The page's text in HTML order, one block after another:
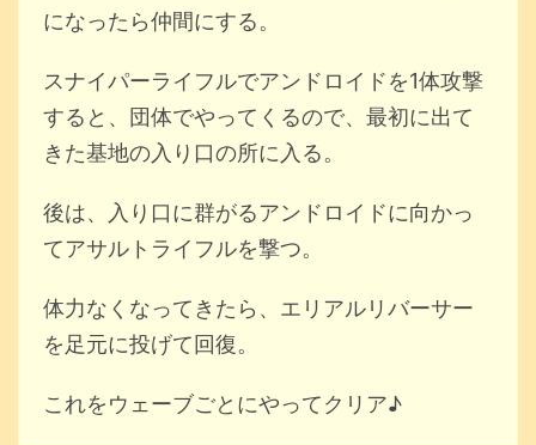
になったら仲間にする。
スナイパーライフルでアンドロイドを1体攻撃
すると、団体でやってくるので、最初に出て
きた基地の入り口の所に入る。
後は、入り口に群がるアンドロイドに向かっ
てアサルトライフルを撃つ。
体力なくなってきたら、エリアルリバーサー
を足元に投げて回復。
これをウェーブごとにやってクリア♪